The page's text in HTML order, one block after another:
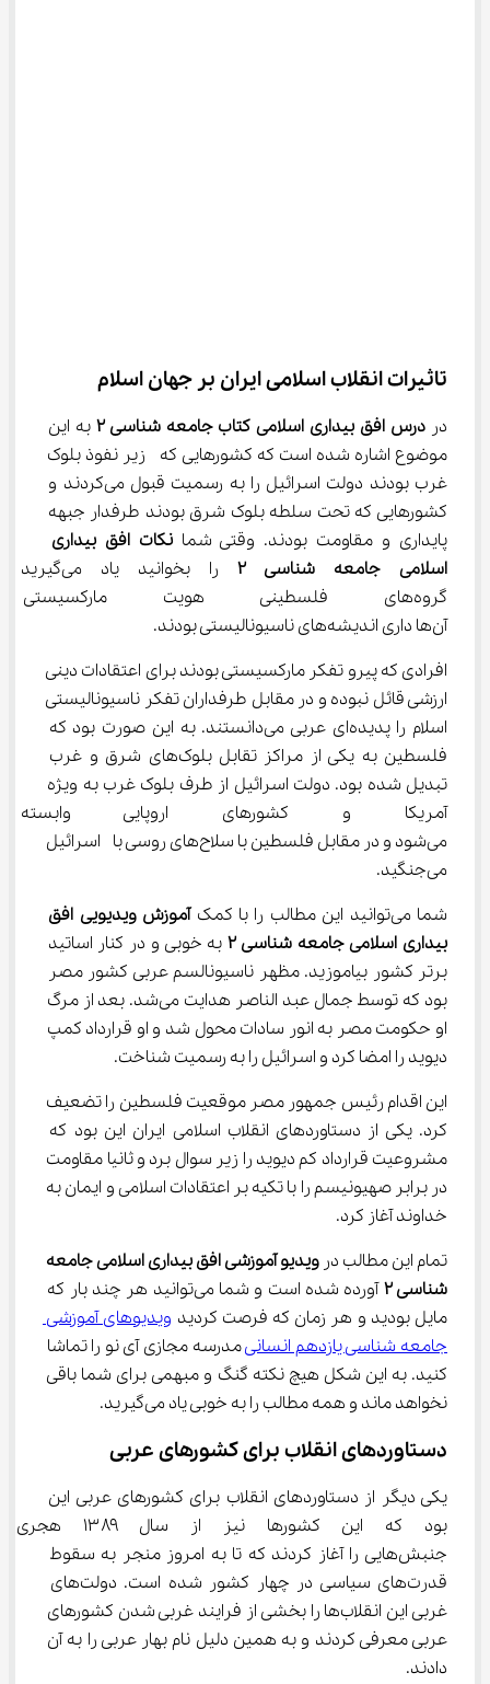
تاثیرات انقلاب اسلامی ایران بر جهان اسلام
در درس افق بیداری اسلامی کتاب جامعه شناسی ۲ به این
موضوع اشاره شده است که کشورهایی که  زیر نفوذ بلوک
غرب بودند دولت اسرائیل را به رسمیت قبول می‌کردند و
کشورهایی که تحت سلطه بلوک شرق بودند طرفدار جبهه
پایداری و مقاومت بودند. وقتی شما نکات افق بیداری
اسلامی جامعه شناسی ۲
را بخوانید یاد
گروه‌های فلسطینی هویت
آن‌ها داری اندیشه‌های ناسیونالیستی بودند.
افرادی که پیرو تفکر مارکسیستی بودند برای اعتقادات دینی
ارزشی قائل نبوده و در مقابل طرفداران تفکر ناسیونالیستی
اسلام را پدیده‌ای عربی می‌دانستند. به این صورت بود که
فلسطین به یکی از مراکز تقابل بلوک‌های شرق و غرب
تبدیل شده بود. دولت اسرائیل از طرف بلوک غرب به ویژه
آمریکا و کشورهای اروپایی
می‌شود و در مقابل فلسطین با سلاح‌های روسی با  اسرائیل
می‌جنگید.
شما می‌توانید این مطالب را با کمک
آموزش ویدیویی افق
بیداری اسلامی جامعه شناسی ۲ به خوبی و در کنار اساتید
برتر کشور بیاموزید. مظهر ناسیونالسم عربی کشور مصر
بود که توسط جمال عبد الناصر هدایت می‌شد. بعد از مرگ
او حکومت مصر به انور سادات محول شد و او قرارداد کمپ
دیوید را امضا کرد و اسرائیل را به رسمیت شناخت.
این اقدام رئیس جمهور مصر موقعیت فلسطین را تضعیف
کرد. یکی از دستاوردهای انقلاب اسلامی ایران این بود که
مشروعیت قرارداد کم دیوید را زیر سوال برد و ثانیا مقاومت
در برابر صهیونیسم را با تکیه بر اعتقادات اسلامی و ایمان به
خداوند آغاز کرد.
تمام این مطالب در ویدیو آموزشیافق بیداری اسلامی جامعه
شناسی ۲
آورده شده است و شما می‌توانید هر چند بار که
مایل بودید و هر زمان که فرصت کردید ویدیوهای آموزشی
جامعه شناسی یازدهم انسانی مدرسه مجازی آی نو را تماشا
کنید. به این شکل هیچ نکته گنگ و مبهمی برای شما باقی
نخواهد ماند و همه مطالب را به خوبی یاد می‌گیرید.
دستاوردهای انقلاب برای کشورهای عربی
یکی دیگر از دستاوردهای انقلاب برای کشورهای عربی این
بود که این کشورها
جنبش‌هایی را آغاز کردند که تا به امروز منجر به سقوط
قدرت‌های سیاسی در چهار کشور شده است. دولت‌های
غربی این انقلاب‌ها را بخشی از فرایند غربی شدن کشورهای
عربی معرفی کردند و به همین دلیل نام بهار عربی را به آن
دادند.